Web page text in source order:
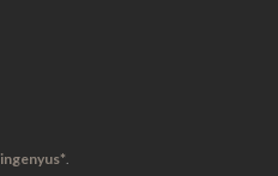
ingenyus*.